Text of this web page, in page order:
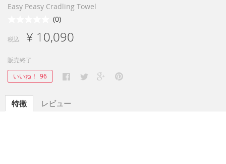
Easy Peasy Cradling Towel
(0)
税込 ¥ 10,090
販売終了
いいね！ 96
特徴 レビュー